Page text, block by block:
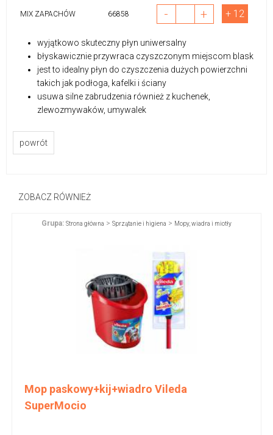
MIX ZAPACHÓW 66858 - + + 12
wyjątkowo skuteczny płyn uniwersalny
błyskawicznie przywraca czyszczonym miejscom blask
jest to idealny płyn do czyszczenia dużych powierzchni
takich jak podłoga, kafelki i ściany
usuwa silne zabrudzenia również z kuchenek,
zlewozmywaków, umywalek
powrót
ZOBACZ RÓWNIEŻ
Grupa: Strona główna > Sprzątanie i higiena > Mopy, wiadra i miotły
Mop paskowy+kij+wiadro Vileda
SuperMocio